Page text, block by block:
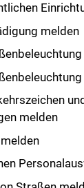
melden
und
melden